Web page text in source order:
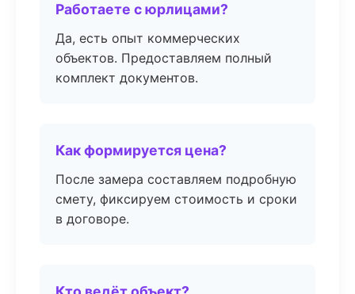
Работаете с юрлицами?
Да, есть опыт коммерческих
объектов. Предоставляем полный
комплект документов.
Как формируется цена?
После замера составляем подробную
смету, фиксируем стоимость и сроки
в договоре.